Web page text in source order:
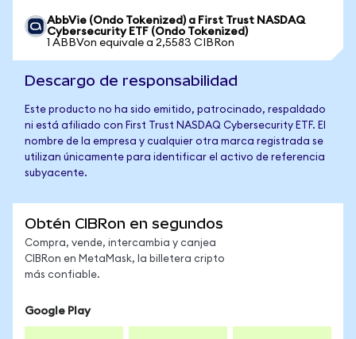
AbbVie (Ondo Tokenized) a First Trust NASDAQ
Cybersecurity ETF (Ondo Tokenized)
1 ABBVon equivale a 2,5583 CIBRon
Descargo de responsabilidad
Este producto no ha sido emitido, patrocinado, respaldado
ni está afiliado con First Trust NASDAQ Cybersecurity ETF. El
nombre de la empresa y cualquier otra marca registrada se
utilizan únicamente para identificar el activo de referencia
subyacente.
Obtén CIBRon en segundos
Compra, vende, intercambia y canjea
CIBRon en MetaMask, la billetera cripto
más confiable.
Google Play